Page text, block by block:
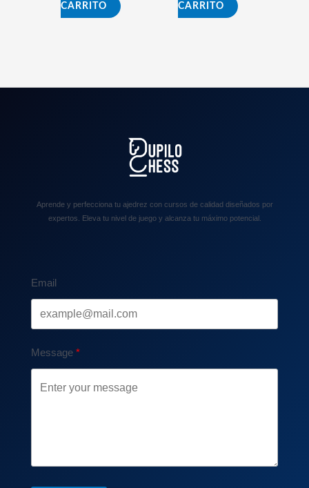
CARRITO CARRITO
Aprende y perfecciona tu ajedrez con cursos de calidad diseñados por
expertos. Eleva tu nivel de juego y alcanza tu máximo potencial.
Email
Message